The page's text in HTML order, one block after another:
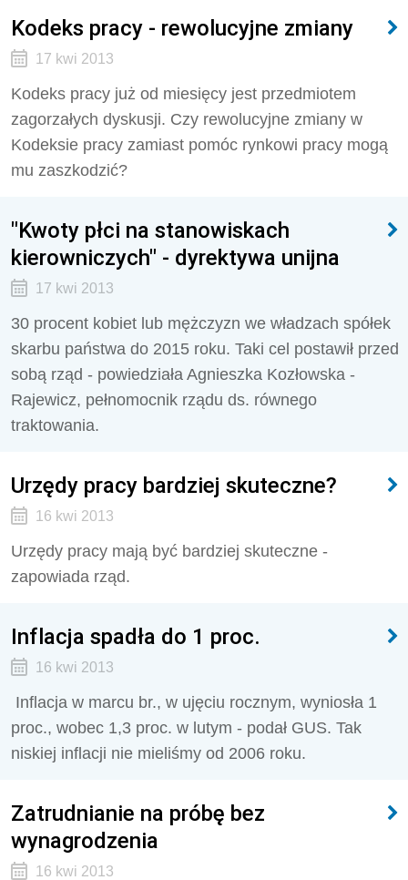
Kodeks pracy - rewolucyjne zmiany
17 kwi 2013
Kodeks pracy już od miesięcy jest przedmiotem
zagorzałych dyskusji. Czy rewolucyjne zmiany w
Kodeksie pracy zamiast pomóc rynkowi pracy mogą
mu zaszkodzić?
"Kwoty płci na stanowiskach
kierowniczych" - dyrektywa unijna
17 kwi 2013
30 procent kobiet lub mężczyzn we władzach spółek
skarbu państwa do 2015 roku. Taki cel postawił przed
sobą rząd - powiedziała Agnieszka Kozłowska -
Rajewicz, pełnomocnik rządu ds. równego
traktowania.
Urzędy pracy bardziej skuteczne?
16 kwi 2013
Urzędy pracy mają być bardziej skuteczne -
zapowiada rząd.
Inflacja spadła do 1 proc.
16 kwi 2013
Inflacja w marcu br., w ujęciu rocznym, wyniosła 1
proc., wobec 1,3 proc. w lutym - podał GUS. Tak
niskiej inflacji nie mieliśmy od 2006 roku.
Zatrudnianie na próbę bez
wynagrodzenia
16 kwi 2013